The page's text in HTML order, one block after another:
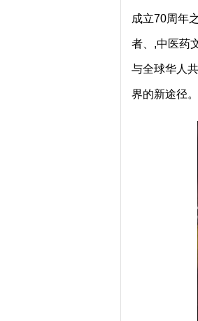
成立70周年
者、,中医药
与全球华人
界的新途径。